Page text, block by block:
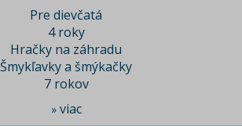
Pre dievčatá
4 roky
Hračky na záhradu
Šmykľavky a šmýkačky
7 rokov
» viac